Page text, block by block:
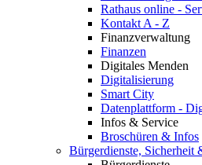
Rathaus online -
Kontakt A - Z
Finanzverwaltung
Finanzen
Digitales Menden
Digitalisierung
Smart City
Datenplattform -
Infos & Service
Broschüren & Infos
Bürgerdienste, Sicherheit